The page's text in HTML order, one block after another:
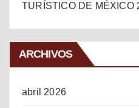
TURÍSTICO DE MÉXICO
ARCHIVOS
abril 2026